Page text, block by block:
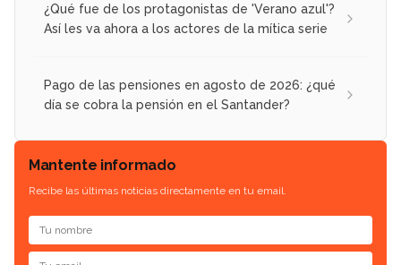
¿Qué fue de los protagonistas de 'Verano azul'?
Así les va ahora a los actores de la mítica serie
Pago de las pensiones en agosto de 2026: ¿qué
día se cobra la pensión en el Santander?
Mantente informado
Recibe las últimas noticias directamente en tu email.